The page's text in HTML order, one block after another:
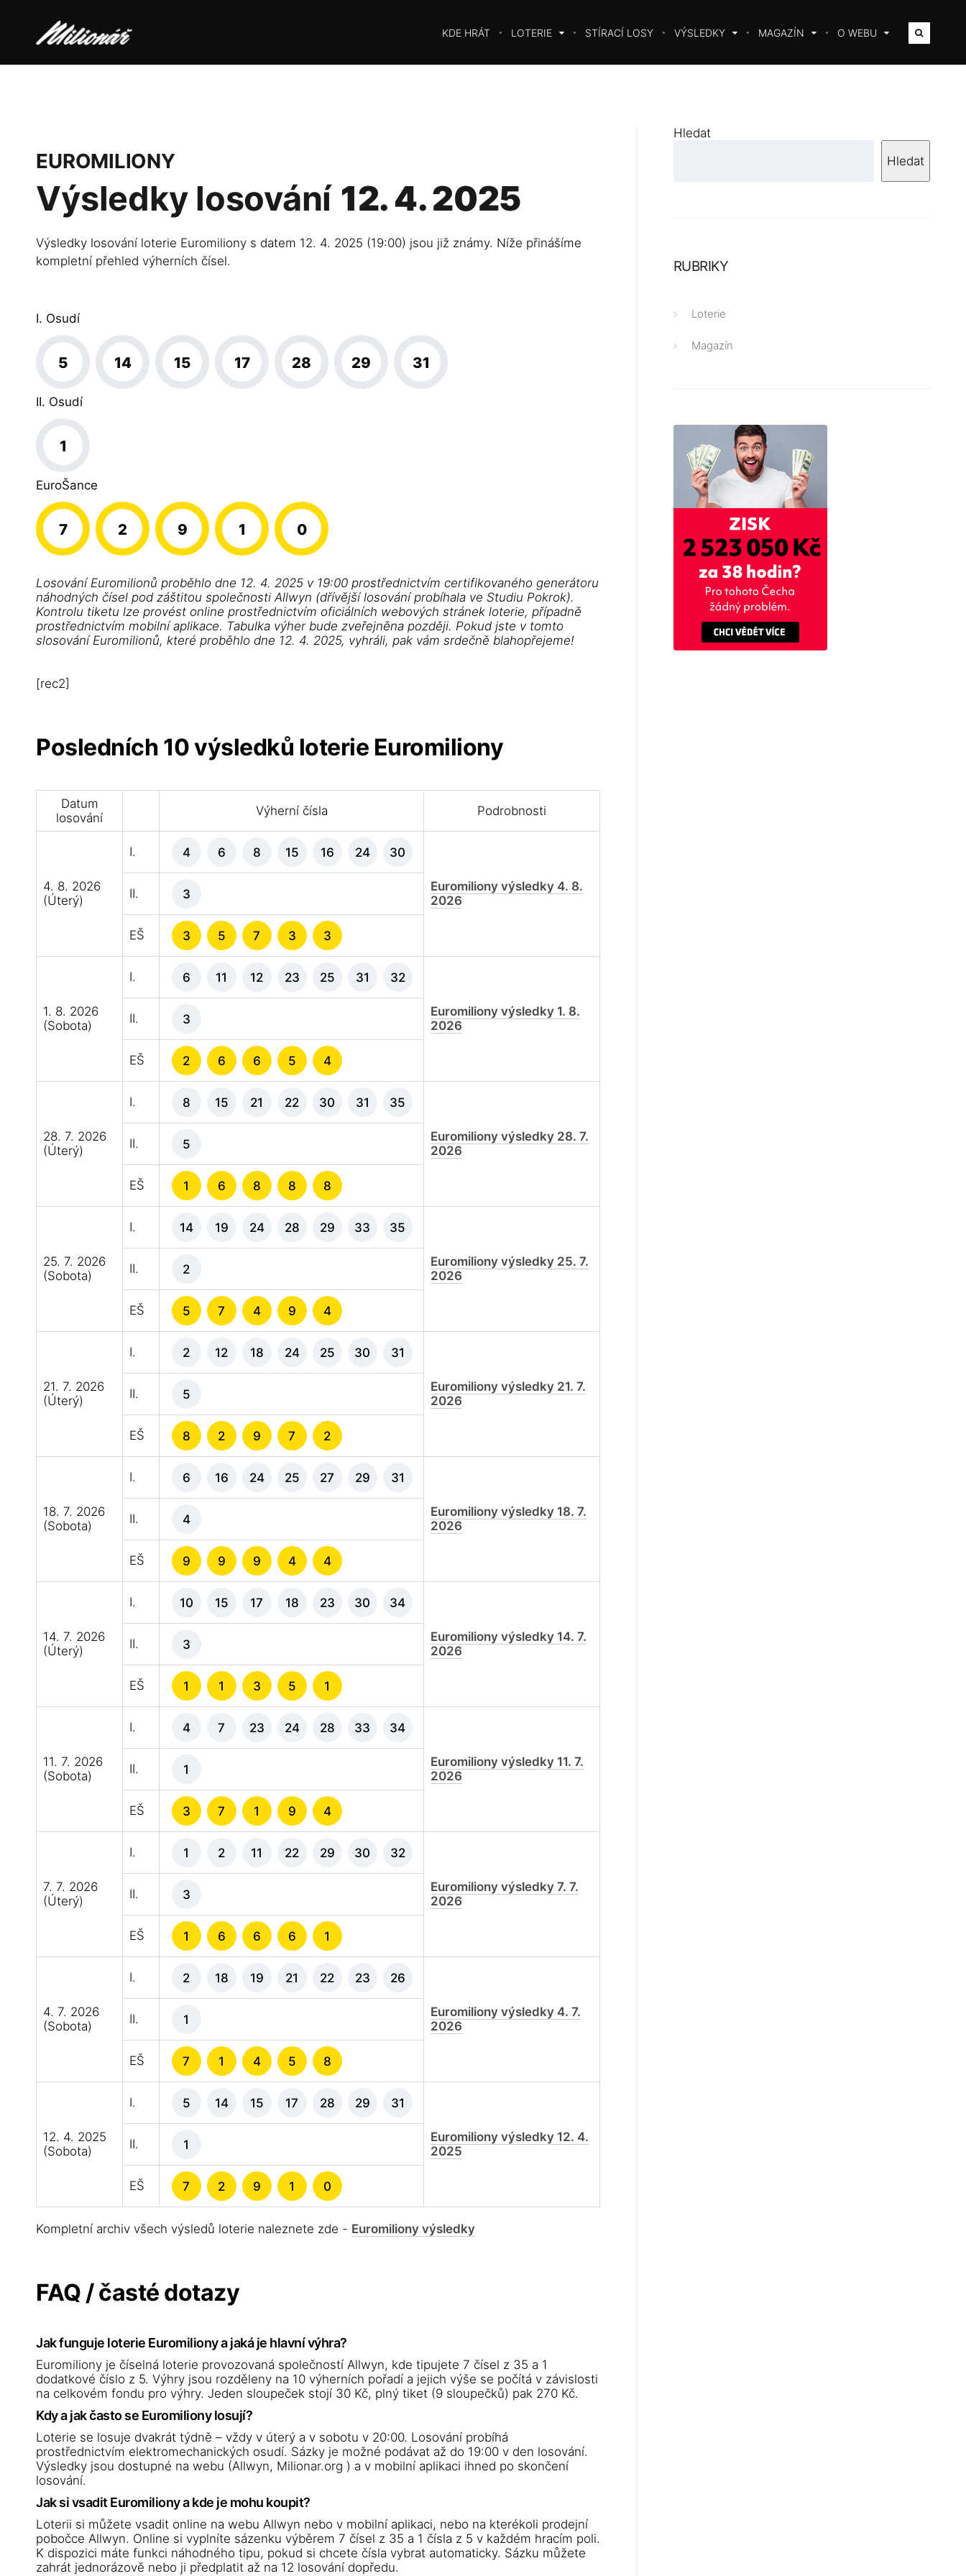
KDE HRÁT LOTERIE STÍRACÍ LOSY VÝSLEDKY MAGAZÍN O WEBU
EUROMILIONY
Výsledky losování 12. 4. 2025
Výsledky losování loterie Euromiliony s datem 12. 4. 2025 (19:00) jsou již známy. Níže přinášíme
kompletní přehled výherních čísel.
I. Osudí
5 14 15 17 28 29 31
II. Osudí
1
EuroŠance
7 2 9 1 0
Losování Euromilionů proběhlo dne 12. 4. 2025 v 19:00 prostřednictvím certifikovaného generátoru
náhodných čísel pod záštitou společnosti Allwyn (dřívější losování probíhala ve Studiu Pokrok).
Kontrolu tiketu lze provést online prostřednictvím oficiálních webových stránek loterie, případně
prostřednictvím mobilní aplikace. Tabulka výher bude zveřejněna později. Pokud jste v tomto
slosování Euromilionů, které proběhlo dne 12. 4. 2025, vyhráli, pak vám srdečně blahopřejeme!
[rec2]
Posledních 10 výsledků loterie Euromiliony
Datum
losování
Výherní čísla Podrobnosti
4. 8. 2026
(Úterý)
I. 4 6 8 15 16 24 30
Euromiliony výsledky 4. 8.
2026
II. 3
EŠ 3 5 7 3 3
1. 8. 2026
(Sobota)
I. 6 11 12 23 25 31 32
Euromiliony výsledky 1. 8.
2026
II. 3
EŠ 2 6 6 5 4
28. 7. 2026
(Úterý)
I. 8 15 21 22 30 31 35
Euromiliony výsledky 28. 7.
2026
II. 5
EŠ 1 6 8 8 8
25. 7. 2026
(Sobota)
I. 14 19 24 28 29 33 35
Euromiliony výsledky 25. 7.
2026
II. 2
EŠ 5 7 4 9 4
21. 7. 2026
(Úterý)
I. 2 12 18 24 25 30 31
Euromiliony výsledky 21. 7.
2026
II. 5
EŠ 8 2 9 7 2
18. 7. 2026
(Sobota)
I. 6 16 24 25 27 29 31
Euromiliony výsledky 18. 7.
2026
II. 4
EŠ 9 9 9 4 4
14. 7. 2026
(Úterý)
I. 10 15 17 18 23 30 34
Euromiliony výsledky 14. 7.
2026
II. 3
EŠ 1 1 3 5 1
11. 7. 2026
(Sobota)
I. 4 7 23 24 28 33 34
Euromiliony výsledky 11. 7.
2026
II. 1
EŠ 3 7 1 9 4
7. 7. 2026
(Úterý)
I. 1 2 11 22 29 30 32
Euromiliony výsledky 7. 7.
2026
II. 3
EŠ 1 6 6 6 1
4. 7. 2026
(Sobota)
I. 2 18 19 21 22 23 26
Euromiliony výsledky 4. 7.
2026
II. 1
EŠ 7 1 4 5 8
12. 4. 2025
(Sobota)
I. 5 14 15 17 28 29 31
Euromiliony výsledky 12. 4.
2025
II. 1
EŠ 7 2 9 1 0
Kompletní archiv všech výsledů loterie naleznete zde - Euromiliony výsledky
FAQ / časté dotazy
Jak funguje loterie Euromiliony a jaká je hlavní výhra?
Euromiliony je číselná loterie provozovaná společností Allwyn, kde tipujete 7 čísel z 35 a 1
dodatkové číslo z 5. Výhry jsou rozděleny na 10 výherních pořadí a jejich výše se počítá v závislosti
na celkovém fondu pro výhry. Jeden sloupeček stojí 30 Kč, plný tiket (9 sloupečků) pak 270 Kč.
Kdy a jak často se Euromiliony losují?
Loterie se losuje dvakrát týdně – vždy v úterý a v sobotu v 20:00. Losování probíhá
prostřednictvím elektromechanických osudí. Sázky je možné podávat až do 19:00 v den losování.
Výsledky jsou dostupné na webu (Allwyn, Milionar.org ) a v mobilní aplikaci ihned po skončení
losování.
Jak si vsadit Euromiliony a kde je mohu koupit?
Loterii si můžete vsadit online na webu Allwyn nebo v mobilní aplikaci, nebo na kterékoli prodejní
pobočce Allwyn. Online si vyplníte sázenku výběrem 7 čísel z 35 a 1 čísla z 5 v každém hracím poli.
K dispozici máte funkci náhodného tipu, pokud si chcete čísla vybrat automaticky. Sázku můžete
zahrát jednorázově nebo ji předplatit až na 12 losování dopředu.
Hledat
Hledat
RUBRIKY
Loterie
Magazín